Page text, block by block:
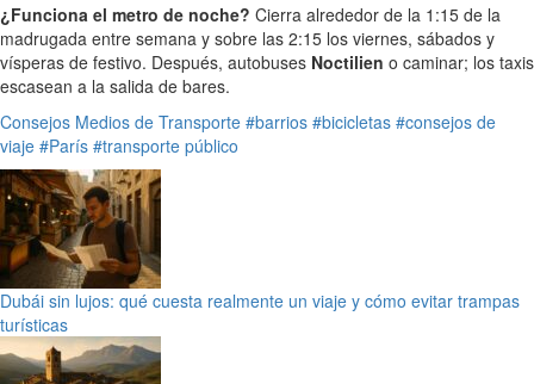
¿Funciona el metro de noche? Cierra alrededor de la 1:15 de la
madrugada entre semana y sobre las 2:15 los viernes, sábados y
vísperas de festivo. Después, autobuses Noctilien o caminar; los taxis
escasean a la salida de bares.
Consejos Medios de Transporte #barrios #bicicletas #consejos de
viaje #París #transporte público
Dubái sin lujos: qué cuesta realmente un viaje y cómo evitar trampas
turísticas